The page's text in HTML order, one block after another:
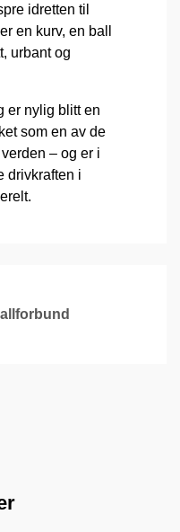
idretten til
en kurv, en ball
urbant og
er nylig blitt en
som en av de
– og er i
drivkraften i